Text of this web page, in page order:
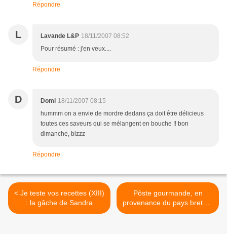
Répondre
L Lavande L&P 18/11/2007 08:52
Pour résumé : j'en veux....
Répondre
D Domi 18/11/2007 08:15
hummm on a envie de mordre dedans ça doit être délicieus
toutes ces saveurs qui se mélangent en bouche !! bon
dimanche, bizzz
Répondre
< Je teste vos recettes (XIII)
: la gâche de Sandra
Pôste gourmande, en
provenance du pays breton,
et un défi au passage... >